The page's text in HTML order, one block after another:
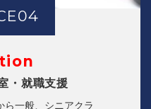
・就職支援
ら一般、シニアクラ